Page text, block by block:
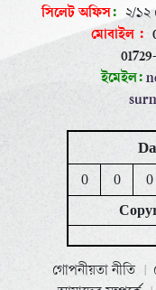
সিলেট অফিস:
২/১২
মোবাইল :
ইমেইল:
0 0 0
গোপনীয়তা নীতি